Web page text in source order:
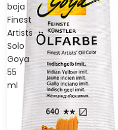
boja
Finest
Artists
Solo
Goya
55
ml